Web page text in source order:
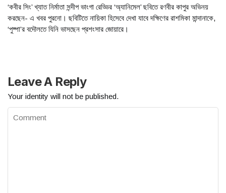
‘কবীর সিং’ খ্যাত নির্মাতা সন্দীপ ভাংগা রেড্ডির ‘অ্যানিমেল’ ছবিতে রণবীর কাপুর অভিনয়
করছেন- এ খবর পুরনো। ছবিটিতে নায়িকা হিসেবে দেখা যাবে দক্ষিণের রাশমিকা মান্দানাকে,
‘পুষ্পা’র বদৌলতে যিনি ভাসছেন প্রশংসার জোয়ারে।
Leave A Reply
Your identity will not be published.